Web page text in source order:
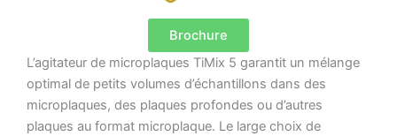
Brochure
L’agitateur de microplaques TiMix 5 garantit un mélange
optimal de petits volumes d’échantillons dans des
microplaques, des plaques profondes ou d’autres
plaques au format microplaque. Le large choix de